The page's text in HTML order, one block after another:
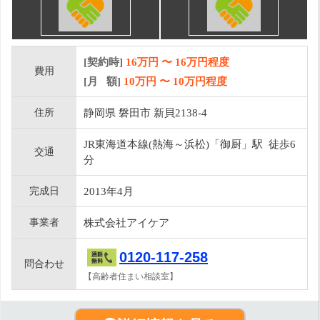
費用
[契約時] 16万円 〜 16万円程度
[月 額] 10万円 〜 10万円程度
住所 静岡県 磐田市 新貝2138-4
交通
JR東海道本線(熱海～浜松)「御厨」駅 徒歩6
分
完成日 2013年4月
事業者 株式会社アイケア
問合わせ 0120-117-258
【高齢者住まい相談室】